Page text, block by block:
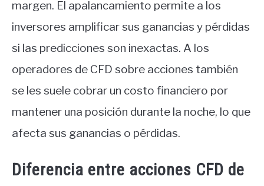
margen. El apalancamiento permite a los
inversores amplificar sus ganancias y pérdidas
si las predicciones son inexactas. A los
operadores de CFD sobre acciones también
se les suele cobrar un costo financiero por
mantener una posición durante la noche, lo que
afecta sus ganancias o pérdidas.
Diferencia entre acciones CFD de